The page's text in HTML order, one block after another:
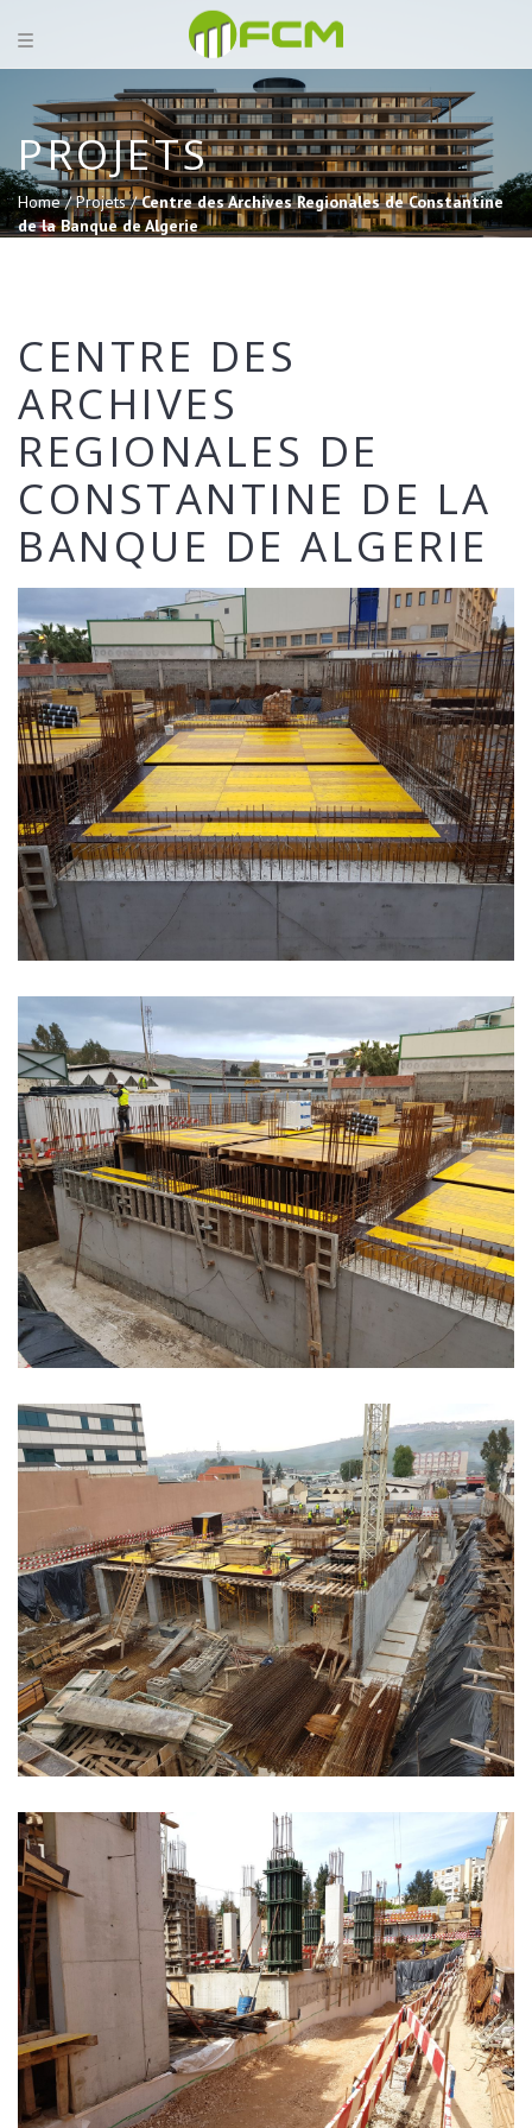
PROJETS
Home /Projets /Centre des Archives Regionales de Constantine
de la Banque de Algerie
CENTRE DES
ARCHIVES
REGIONALES DE
CONSTANTINE DE LA
BANQUE DE ALGERIE